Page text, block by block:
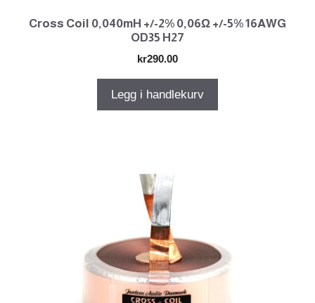
Cross Coil 0,040mH +/-2% 0,06Ω +/-5% 16AWG
OD35 H27
kr290.00
Legg i handlekurv